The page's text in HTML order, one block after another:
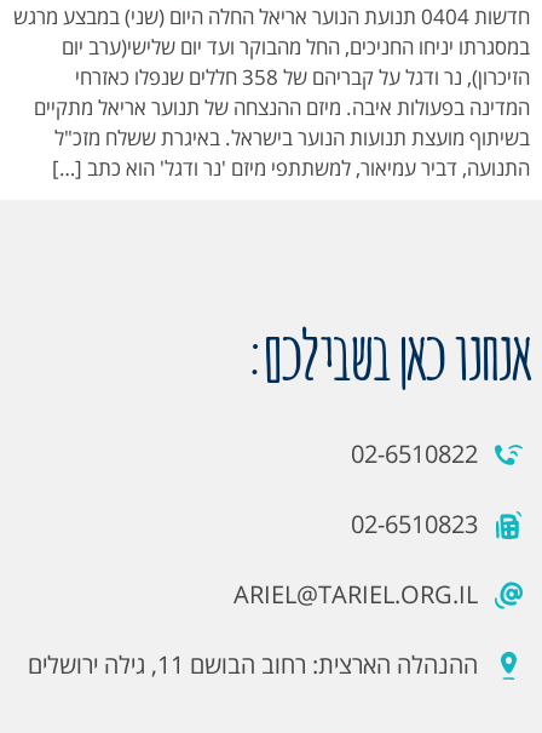
חדשות 0404 תנועת הנוער אריאל החלה היום (שני) במבצע מרגש
במסגרתו יניחו החניכים, החל מהבוקר ועד יום שלישי(ערב יום
הזיכרון), נר ודגל על קבריהם של 358 חללים שנפלו כאזרחי
המדינה בפעולות איבה. מיזם ההנצחה של תנוער אריאל מתקיים
בשיתוף מועצת תנועות הנוער בישראל. באיגרת ששלח מזכ"ל
התנועה, דביר עמיאור, למשתתפי מיזם 'נר ודגל' הוא כתב […]
אנחנו כאן בשבילכם:
02-6510822
02-6510823
ARIEL@TARIEL.ORG.IL
ההנהלה הארצית: רחוב הבושם 11, גילה ירושלים